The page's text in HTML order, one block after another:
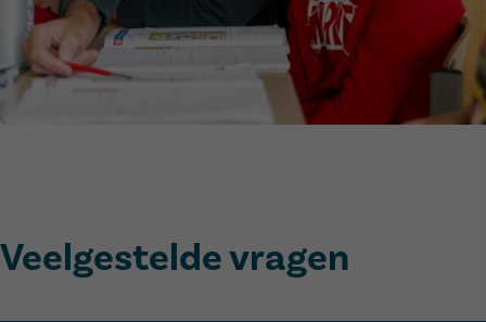
Veelgestelde vragen